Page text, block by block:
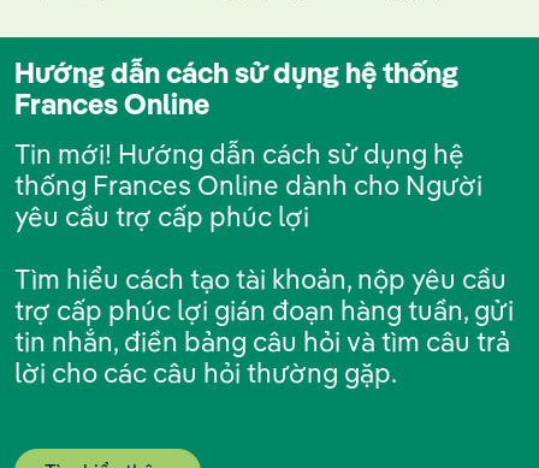
Hướng dẫn cách sử dụng hệ thống
Frances Online
Tin mới! Hướng dẫn cách sử dụng hệ
thống Frances Online dành cho Người
yêu cầu trợ cấp phúc lợi
Tìm hiểu cách tạo tài khoản, nộp yêu cầu
trợ cấp phúc lợi gián đoạn hàng tuần, gửi
tin nhắn, điền bảng câu hỏi và tìm câu trả
lời cho các câu hỏi thường gặp.